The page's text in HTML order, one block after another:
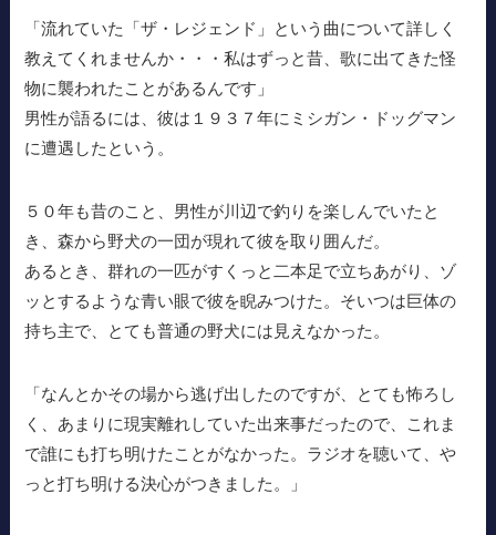
「流れていた「ザ・レジェンド」という曲について詳しく
教えてくれませんか・・・私はずっと昔、歌に出てきた怪
物に襲われたことがあるんです」
男性が語るには、彼は１９３７年にミシガン・ドッグマン
に遭遇したという。
５０年も昔のこと、男性が川辺で釣りを楽しんでいたと
き、森から野犬の一団が現れて彼を取り囲んだ。
あるとき、群れの一匹がすくっと二本足で立ちあがり、ゾ
ッとするような青い眼で彼を睨みつけた。そいつは巨体の
持ち主で、とても普通の野犬には見えなかった。
「なんとかその場から逃げ出したのですが、とても怖ろし
く、あまりに現実離れしていた出来事だったので、これま
で誰にも打ち明けたことがなかった。ラジオを聴いて、や
っと打ち明ける決心がつきました。」